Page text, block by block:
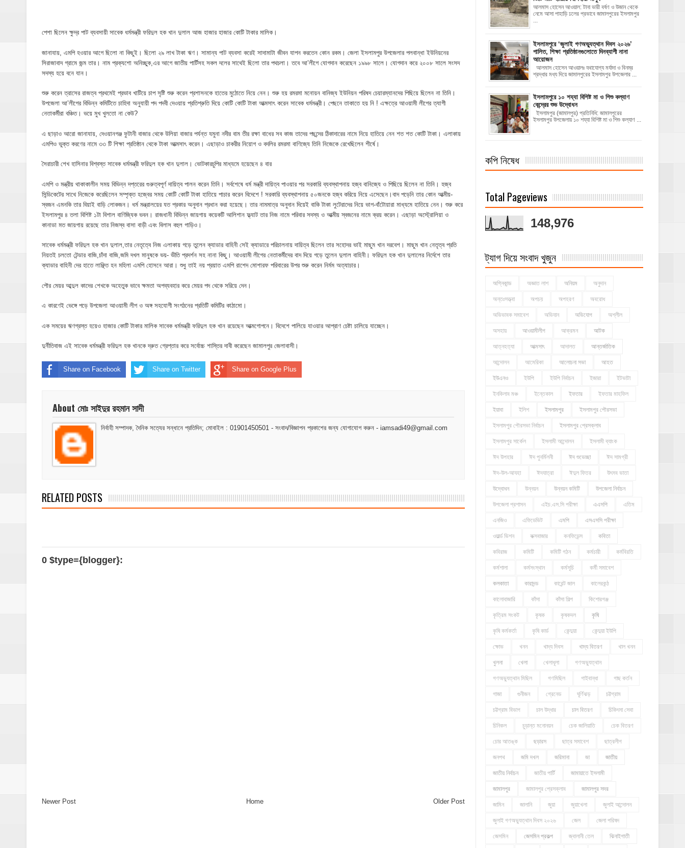
‎ইসলামপুরে এতিমখানার কমিটি নিয়ে হট্টগোল, সমাজসেবা কর্মচারীর বিরুদ্ধে ঘুষের অভিযোগ
আমরা সবই করতে চাই, তবে আমাদের হাত-পা বাঁধা; শেরপুরে ত্রাণ প্রতিমন্ত্রী
ইসলামপুরে আর্থিক সাক্ষরতা ও লেনদেনে নিরাপত্তা বিষয়ক কর্মশালা ও গ্রাহক সমাবেশ অনুষ্ঠিত
ইসলামপুরে কাঁসা শিল্প উন্নয়ন কমিটি ঘোষণা- সভাপতি উত্তম, সম্পাদক মহাদেব
​ইসলামপুর মহলগিরী উচ্চ বিদ্যালয়ে নজিরবিহীন জালিয়াতি; রেজাল্ট ছাড়াই শিক্ষক নিয়োগ
ইসলামপুরে তৃতীয় লিঙ্গ জনগোষ্ঠীর সক্ষমতা উন্নয়ন বিষয়ক প্রশিক্ষণ অনুষ্ঠিত
মাদকের ব্যাপারে কোনো সুপারিশ চলবে না, বিএনপির হলেও শাস্তি আরও বেশি হবে” — এমপি মাহমুদুল হক রুবেল
‎পার্থশী ইউপি নির্বাচনে চেয়ারম্যান পদে আলোচনার শীর্ষে খন্দকার মাহবুব হাসান দিপন
​ইসলামপুরে পূর্বশত্রুতার জেরে প্রতিপক্ষের বসতঘরে মধ্যরাতে তাণ্ডব,গরু,স্বর্ণালঙ্কারসহ বিপুল টাকা লুট
ইসলামপুরে সাপধরী ইউনিয়নকে যমুনার পেট থেকে উদ্ধার করাই আমার স্বপ্ন-- সাংবাদিক আজিজুর রহমান চৌধুরী
পেশা ছিলেন ক্ষুদ্র পাট ব্যবসায়ী সাবেক ধর্মমন্ত্রী ফরিদুল হক খান দুলাল আজ হাজার হাজার কোটি টাকার মালিক।
জানাযায়, এমপি হওয়ার আগে ছিলো না কিছুই। ছিলো ২৯ লাখ টাকা ঋণ। সামান্য পাট ব্যবসা করেই সাদামাটা জীবন যাপন করতেন কোন রকম। জেলা ইসলামপুর উপজেলার পলবান্ধা ইউনিয়নের
সিরাজাবাদ গ্রামে জন্ম তার। নাম প্রক্যশো অনিচ্ছুক,এর আগে জাতীয় পার্টিসহ সকল দলের সাথেই ছিলো তার পথচলা। তবে আ’লীগে যোগদান করেছেন ১৯৯৮ সালে। যোগদান করে ২০০৮ সালে সংসদ
সদস্য হয়ে বনে যান।
শুরু করেন ত্রাসের রাজত্ব প্রথমেই প্রভাব খাটিয়ে চাপ সৃষ্টি শুরু করেন প্রশাসনকে হাতের মুঠোতে নিয়ে নেন। শুরু হয় রমরমা মনোয়ন বানিজ্য ইউনিয়ন পরিষদ চেয়ারম্যানদের পিছিয়ে ছিলেন না তিনি।
উপজেলা আ’লীগের বিভিন্ন কমিটিতে চাহিদা অনুযায়ী পদ পদবী দেওয়ায় প্রতিশ্রুতি দিয়ে কোটি কোটি টাকা আত্মসাৎ করেন সাবেক ধর্মমন্ত্রী। পেছনে তাকাতে হয় নি ! এক্ষত্রে আওয়ামী লীগের ত্যাগী
নেতাকর্মীরা বঞ্চিত। ভয়ে মুখ খুলতো না কেউ?
এ ছাড়াও আরো জানাযায়, দেওয়ানগঞ্জ ফুটানী বাজার থেকে উলিয়া বাজার পর্যন্ত যমুনা নদীর বাম তীর রক্ষা বাধের সব কাজ তাদের পছন্দের ঠিকাদারের নামে নিয়ে হাতিয়ে নেন শত শত কোটি টাকা। এলাকায়
এমপিও ভুক্ত করণের নামে ৩৩ টি শিক্ষা প্রতিষ্ঠান থেকে টাকা আত্মসাৎ করেন। এছাড়াও চাকরীর নিয়োগ ও বদলির রমরমা বাণিজ্যে তিনি নিজেকে রেখেছিলেন শীর্ষে।
সৈরাচারী শেখ হাসিনার বিশ্বস্ত সাবেক ধর্মমন্ত্রী ফরিদুল হক খান দুলাল। ভোটকারচুপির মাধ্যমে হয়েছেন ৪ বার
এমপি ও মন্ত্রীয় থাকাকালীন সময় বিভিন্ন দপ্তরের গুরুত্বপূর্ণ দায়িত্ব পালন করেন তিনি। সর্বশেষে ধর্ম মন্ত্রী দায়িত্ব পাওয়ার পর সরকারি ব্যবস্থাপনায় হজ্ব বানিজ্যে ও পিছিয়ে ছিলেন না তিনি। হজ্ব
সিন্ডিকেটের সাথে নিজেকে করেছিলেন সম্পৃক্ত হজ্বের সময় কোটি কোটি টাকা হাতিয়ে পাচার করেন বিদেশে ! সরকারি ব্যবস্থাপনায় ৫০জনকে হজ্ব করিয়ে নিয়ে এসেছেন।বাদ পড়েনি তার কোন আত্মীয়-
স্বজন এমনকি তার বিয়াই বাড়ি লোকজন। ধর্ম মন্ত্রালয়ের যত প্রকার অনুদান প্রধান করা হয়েছে। তার নামমাত্র অনুদান দিয়েই বাকি টাকা লুটেরাদের নিয়ে ভাগ-বাঁটোয়ারা মাধ্যমে হাতিয়ে নেন। শুরু করে
ইসলামপুর ৪ তলা বিশিষ্ট ১টা বিশাল বাণিজ্যিক ভবন। রাজধানী বিভিন্ন জায়গায় কয়েকটি আলিশান ফ্ল্যাট তার নিজ নামে পরিবার সদস্য ও আত্মীয় স্বজনের নামে ক্রয় করেন। এছাড়া অস্ট্রোলিয়া ও
কানাডা মত জায়গায় রয়েছে তার নিজস্ব বাসা বাড়ী এবং বিলাস বহুল গাড়িও।
সাবেক ধর্মমন্ত্রী ফরিদুল হক খান দুলাল,তার নেতৃত্বে নিজ এলাকায় গড়ে তুলেন ক্যাডার বাহিনী সেই ক্যাডারে পরিচালনায় দায়িত্ব ছিলেন তার সহোদর ভাই মাছুম খান দরবেশ। মাছুম খান নেতৃত্ব প্রতি
নিয়তই চলতো টেন্ডার বাজি,চাঁদা বাজি,জমি দখল মানুষকে ভয়- ভীতি প্রদর্শন সহ নানা কিছু। আওয়ামী লীগের নেতাকর্মীদের বাদ দিয়ে গড়ে তুলেন দুলাল বাহিনী। ফরিদুল হক খান দুলালের নির্দেশে তার
ক্যাডার বাহিনী দের হাতে লাঞ্ছিত হন মহিলা এমপি হোসনে আরা। শুধু তাই নয় প্রয়াত এমপি রাশেদ মোশারফ পরিবারের উপর শুরু করেন নির্মম অত্যাচার।
পৌর মেয়র আব্দুল কাদের শেখকে অহেতুক ভাবে ক্ষমতা অপব্যবহার করে মেয়র পদ থেকে সরিয়ে দেন।
এ কারণেই ভেঙ্গে পড়ে উপজেলা আওয়ামী লীগ ও অঙ্গ সহযোগী সংগঠনের প্রতিটি কমিটির কাঠামো।
এক সময়ের ঋণগ্রস্ত হয়েও হাজার কোটি টাকার মালিক সাবেক ধর্মমন্ত্রী ফরিদুল হক খান রয়েছেন আত্মগোপনে। বিদেশে পালিয়ে যাওয়ার আপ্রাণ চেষ্টা চালিয়ে যাচ্ছেন।
দুর্নীতিবাজ এই সাবেক ধর্মমন্ত্রী ফরিদুল হক খানকে দ্রুত গ্রেপ্তার করে সর্বোচ্চ শাস্তির দাবী করেছেন জামালপুর জেলাবাসী।
Share on Facebook Share on Twitter Share on Google Plus
About মোঃ সাইদুর রহমান সাদী
নির্বাহী সম্পাদক, দৈনিক সত্যের সন্ধানে প্রতিদিন; মোবাইল : 01901450501 - সংবাদ/বিজ্ঞাপন প্রকাশের জন্য যোগাযোগ করুন - iamsadi49@gmail.com
RELATED POSTS
0 $type={blogger}:
Newer Post Older Post
Home
আলমাস হোসেন আওয়াল: টানা ভারী বর্ষণ ও উজান থেকে
নেমে আসা পাহাড়ি ঢলের প্রভাবে জামালপুরের ইসলামপুর
‎ইসলামপুরে ‘জুলাই গণঅভ্যুত্থান দিবস ২০২৬’
পালিত, শিক্ষা প্রতিষ্ঠানগুলোতে দিনব্যাপী নানা
আয়োজন
‎​আলমাস হোসেন আওয়ালঃ‎ ‎​যথাযোগ্য মর্যাদা ও বিনম্র
শ্রদ্ধার মধ্য দিয়ে জামালপুরের ইসলামপুর উপজেলার ...
ইসলামপুরে ১০ শয্যা বিশিষ্ট মা ও শিশু কল্যাণ
কেন্দ্রের শুভ উদ্বোধন
ইসলামপুর (জামালপুর) প্রতিনিধি: জামালপুরের
ইসলামপুর উপজেলায় ১০ শয্যা বিশিষ্ট মা ও শিশু কল্যাণ ...
কপি নিষেধ
Total Pageviews
148,976
ট্যাগ দিয়ে সংবাদ খুজুন
অগ্নিকান্ড অজ্ঞাত লাশ অনিয়ম অনুদান
অন্তঃসত্ত্বা অপচয় অপহরণ অবরোধ
অভিভাবক সমাবেশ অভিযান অভিযোগ অশ্লীল
অসহায় আওয়ামীলীগ আক্রমন আটক
আত্নহত্যা আত্মসাৎ আদালত আন্তর্জাতিক
আন্দোলন আমেরিকা আলোচনা সভা আহত
ইউএনও ইউপি ইউপি নির্বাচন ইজারা ইটভাটা
ইনকিলাব মঞ্চ ইন্তেকাল ইফতার ইফতার মাহফিল
ইয়াবা ইলিশ ইসলামপুর ইসলামপুর পৌরসভা
ইসলামপুর পৌরসভা নির্বাচন ইসলামপুর প্রেসক্লাব
ইসলামপুর সার্কেল ইসলামী আন্দোলন ইসলামী ব্যাংক
ঈদ উপহার ঈদ পুনর্মিলনী ঈদ শুভেচ্ছা ঈদ সামগ্রী
ঈদ-উল-আযহা ঈদযাত্রা ঈদুল ফিতর উৎসব ভাতা
উদ্বোধন উন্নয়ন উন্নয়ন কমিটি উপজেলা নির্বাচন
উপজেলা প্রশাসন এইচ.এস.সি পরীক্ষা এএসপি এতিম
এনজিও এফিডেভিট এমপি এসএসসি পরীক্ষা
ওয়ার্ল্ড ভিশন কক্সবাজার কনফিডেন্স কবিতা
কবিরাজ কমিটি কমিটি গঠন কর্মচারী কর্মবিরতি
কর্মশালা কর্মসংস্থান কর্মসূচি কর্মী সমাবেশ
কলকাতা কারাদন্ড কারেন্ট জাল কালেরকন্ঠ
কালোবাজারি কাঁসা কাঁসা শিল্প কিশোরগঞ্জ
কৃত্রিম সংকট কৃষক কৃষকদল কৃষি
কৃষি কর্মকর্তা কৃষি কার্ড কেন্দুয়া কেন্দুয়া ইউপি
ক্ষোভ খনন খাদ্য দিবস খাদ্য বিতরণ খাল খনন
খুলনা খেলা খেলাধূলা গণঅভ্যুত্থান
গণঅভ্যুত্থান মিছিল গণমিছিল গাইবান্ধা গাছ কর্তন
গাজা গুনীজন গ্রেনেড ঘূর্ণিঝড় চট্টগ্রাম
চট্টগ্রাম বিভাগ চাল উদ্ধার চাল বিতরণ চিকিৎসা সেবা
চিনিকল চুড়ান্ত মনোনয়ন চেক জালিয়াতি চেক বিতরণ
চোর আতঙ্ক ছড়ারস ছাত্র সমাবেশ ছাত্রলীগ
জনপথ জমি দখল জরিমানা জা জাতীয়
জাতীয় নির্বাচন জাতীয় পার্টি জামায়াতে ইসলামী
জামালপুর জামালপুর প্রেসক্লাব জামালপুর সদর
জামিন জালানি জুয়া জুয়াখেলা জুলাই আন্দোলন
জুলাই গণঅভ্যুত্থান দিবস ২০২৬ জেল জেলা পরিষদ
জেসমিন জেসমিন প্রকল্প জ্বালানী তেল ঝিনাইগাতী